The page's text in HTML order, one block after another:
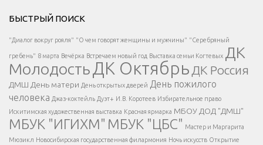
Есть вопрос?
Напишите нам
</span >
</div >
Написать
</button >
</div > </div >
БЫСТРЫЙ ПОИСК
"Диалог вокруг рояля" "О чем говорят женщины и мужчины" "Серебряный
гребень" 8 марта Вечёрка Встречаем новый год Выставка семьи Когтевых ДК
МолодостьДК Октябрь ДК Россия
ДМШ День матери День открытых дверей День пожилого
человека Джаз-коктейль Дуэт+ И.В. Коротеев Избирательное право
Искитимская художественная выставка Красная ярмарка МБОУ ДОД "ДМШ"
МБУК "ИГИХМ" МБУК "ЦБС" Мастер и Маргарита
Мюзикл Новосибирская государственная филармония Ночь искусств Открытие